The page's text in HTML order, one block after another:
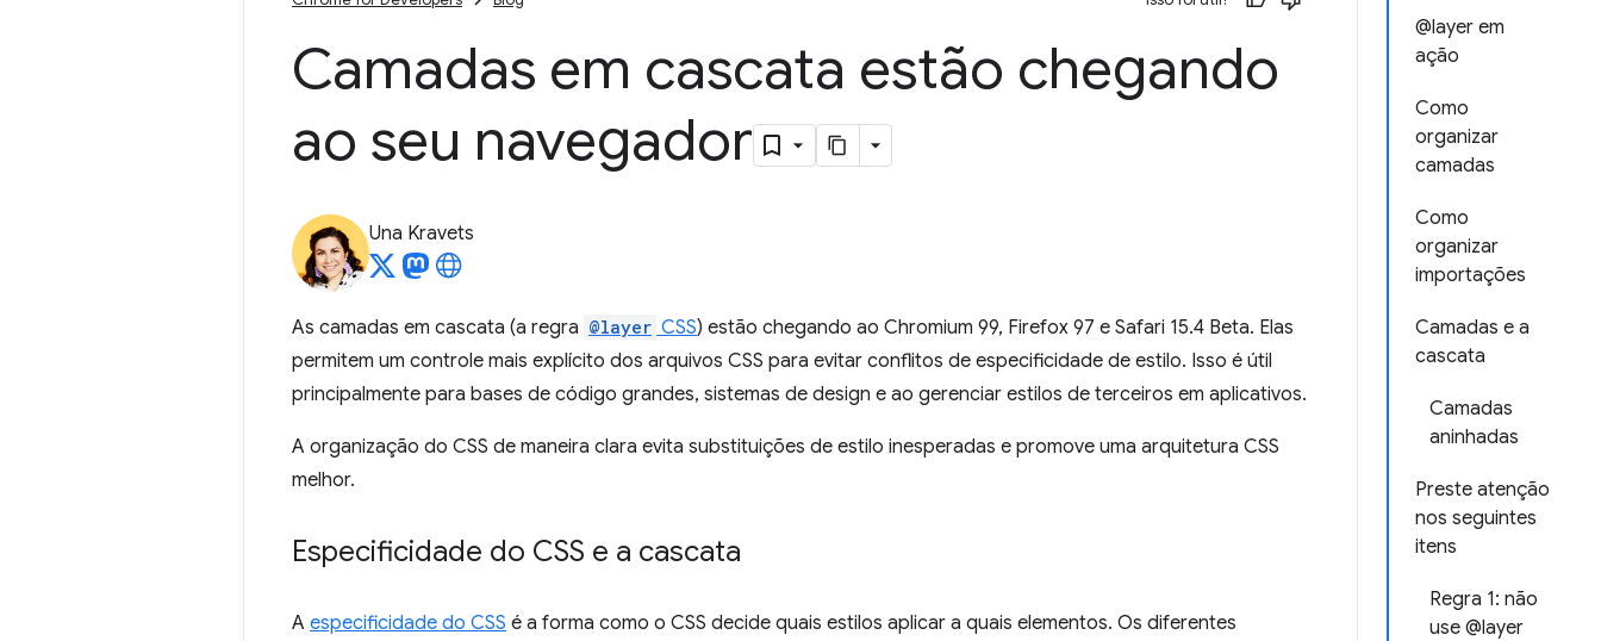
@layer em
ação
Como
organizar
camadas
Como
organizar
importações
Camadas e a
cascata
Camadas
aninhadas
Preste atenção
nos seguintes
itens
Regra 1: não
use @layer
Camadas em cascata estão chegando
ao seu navegador
Una Kravets
As camadas em cascata (a regra @layer CSS) estão chegando ao Chromium 99, Firefox 97 e Safari 15.4 Beta. Elas
permitem um controle mais explícito dos arquivos CSS para evitar conflitos de especificidade de estilo. Isso é útil
principalmente para bases de código grandes, sistemas de design e ao gerenciar estilos de terceiros em aplicativos.
A organização do CSS de maneira clara evita substituições de estilo inesperadas e promove uma arquitetura CSS
melhor.
Especificidade do CSS e a cascata
A especificidade do CSS é a forma como o CSS decide quais estilos aplicar a quais elementos. Os diferentes